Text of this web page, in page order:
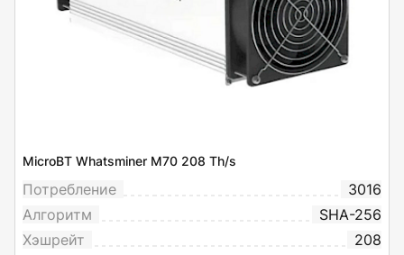
MicroBT Whatsminer M70 208 Th/s
Потребление
3016
Алгоритм
SHA-256
Хэшрейт
208